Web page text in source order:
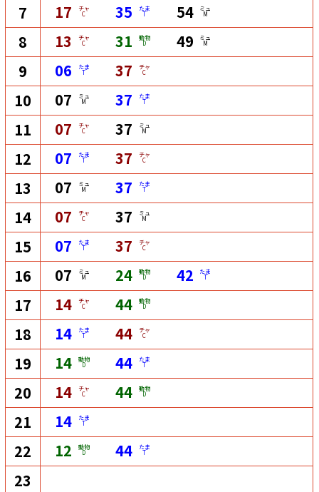
7 17 チャ
C 35 たま
T 54 ミュ
M
8 13 チャ
C 31 動物
D 49 ミュ
M
9 06 たま
T 37 チャ
C
10 07 ミュ
M 37 たま
T
11 07 チャ
C 37 ミュ
M
12 07 たま
T 37 チャ
C
13 07 ミュ
M 37 たま
T
14 07 チャ
C 37 ミュ
M
15 07 たま
T 37 チャ
C
16 07 ミュ
M 24 動物
D 42 たま
T
17 14 チャ
C 44 動物
D
18 14 たま
T 44 チャ
C
19 14 動物
D 44 たま
T
20 14 チャ
C 44 動物
D
21 14 たま
T
22 12 動物
D 44 たま
T
23